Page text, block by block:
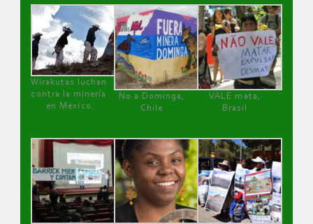
Wirakutas luchan
contra la minería
en México
No a Dominga,
Chile
VALE mata,
Brasil